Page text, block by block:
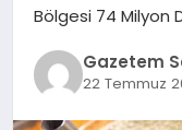
EĞITIM
Bölgesi 74 Milyon
Gazetem
22 Temmuz